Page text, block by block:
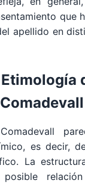
que
apellido en
es decir,
La